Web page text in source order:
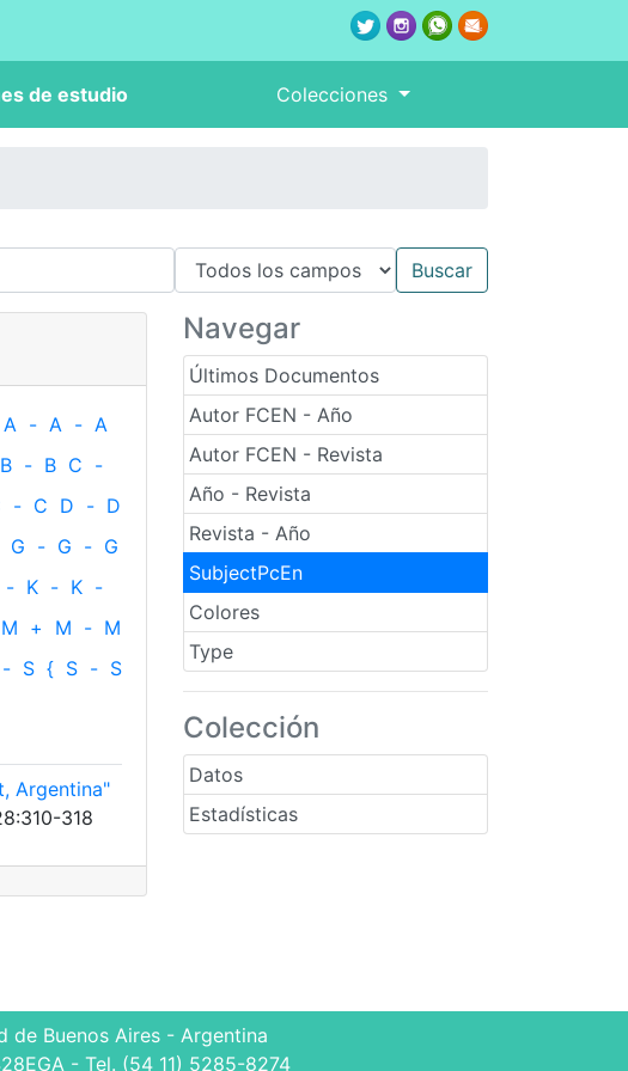
de estudio Colecciones
Navegar
Últimos Documentos
Autor FCEN - Año
Autor FCEN - Revista
Año - Revista
Revista - Año
SubjectPcEn
Colores
Type
Colección
Datos
Estadísticas
A - A - A
B - B C -
- C D - D
G - G - G
- K - K -
M + M - M
- S { S - S
Argentina"
318
de Buenos Aires - Argentina
- Tel. (54 11) 5285-8274